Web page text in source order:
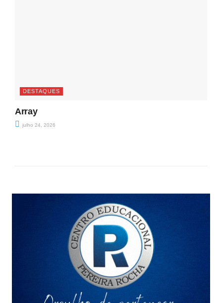
DESTAQUES
Array
julho 24, 2026